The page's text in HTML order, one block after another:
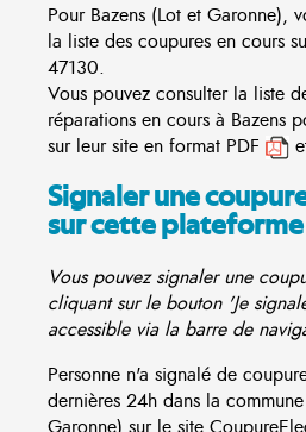
Pour Bazens (Lot et Garonne),
la liste des coupures en cours
47130.
Vous pouvez consulter la liste
réparations en cours à
sur leur site en format PDF
Signaler une
sur cette plateforme
Vous pouvez signaler une
cliquant sur le bouton 'Je
accessible via la barre de
Personne n'a signalé de
dernières 24h dans la